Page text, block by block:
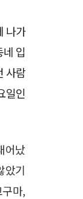
나가
입
사람
일인
어났
았기
마,